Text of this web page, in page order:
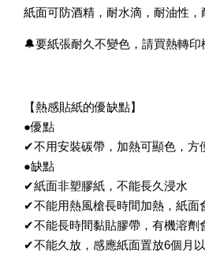
紙面可防酒精，耐水滴，耐油性
🔔要紙張耐久不變色，請買熱轉
【熱感貼紙的優缺點】
●優點
✔不用安裝碳帶，加熱可顯色，方
●缺點
✔紙面非塑膠紙，不能長久浸水
✔不能用熱風槍長時間加熱，紙面
✔不能長時間黏貼膠帶，有機溶劑
✔不能久放，感應紙面置放6個月